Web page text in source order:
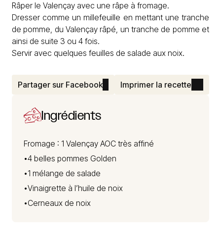
Râper le Valençay avec une râpe à fromage.
Dresser comme un millefeuille en mettant une tranche
de pomme, du Valençay râpé, un tranche de pomme et
ainsi de suite 3 ou 4 fois.
Servir avec quelques feuilles de salade aux noix.
Partager sur Facebook Imprimer la recette
Ingrédients
Fromage : 1 Valençay AOC très affiné
•4 belles pommes Golden
•1 mélange de salade
•Vinaigrette à l’huile de noix
•Cerneaux de noix